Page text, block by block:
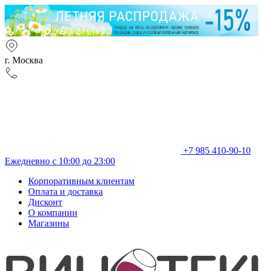
г. Москва
+7 985 410-90-10
Ежедневно с 10:00 до 23:00
Корпоративным клиентам
Оплата и доставка
Дисконт
О компании
Магазины